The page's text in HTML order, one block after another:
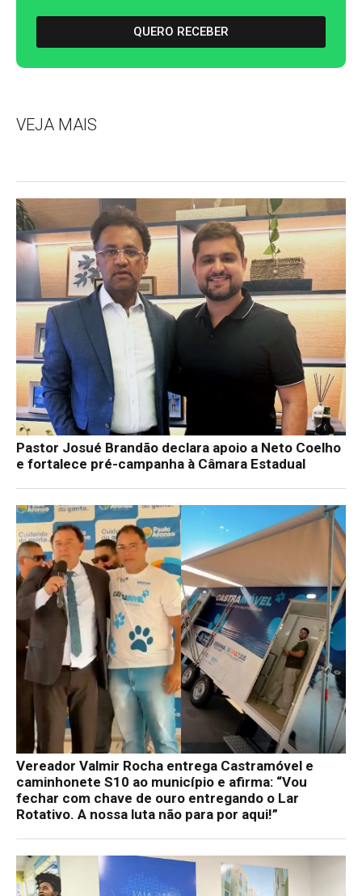
QUERO RECEBER
VEJA MAIS
Pastor Josué Brandão declara apoio a Neto Coelho
e fortalece pré-campanha à Câmara Estadual
Vereador Valmir Rocha entrega Castramóvel e
caminhonete S10 ao município e afirma: “Vou
fechar com chave de ouro entregando o Lar
Rotativo. A nossa luta não para por aqui!”